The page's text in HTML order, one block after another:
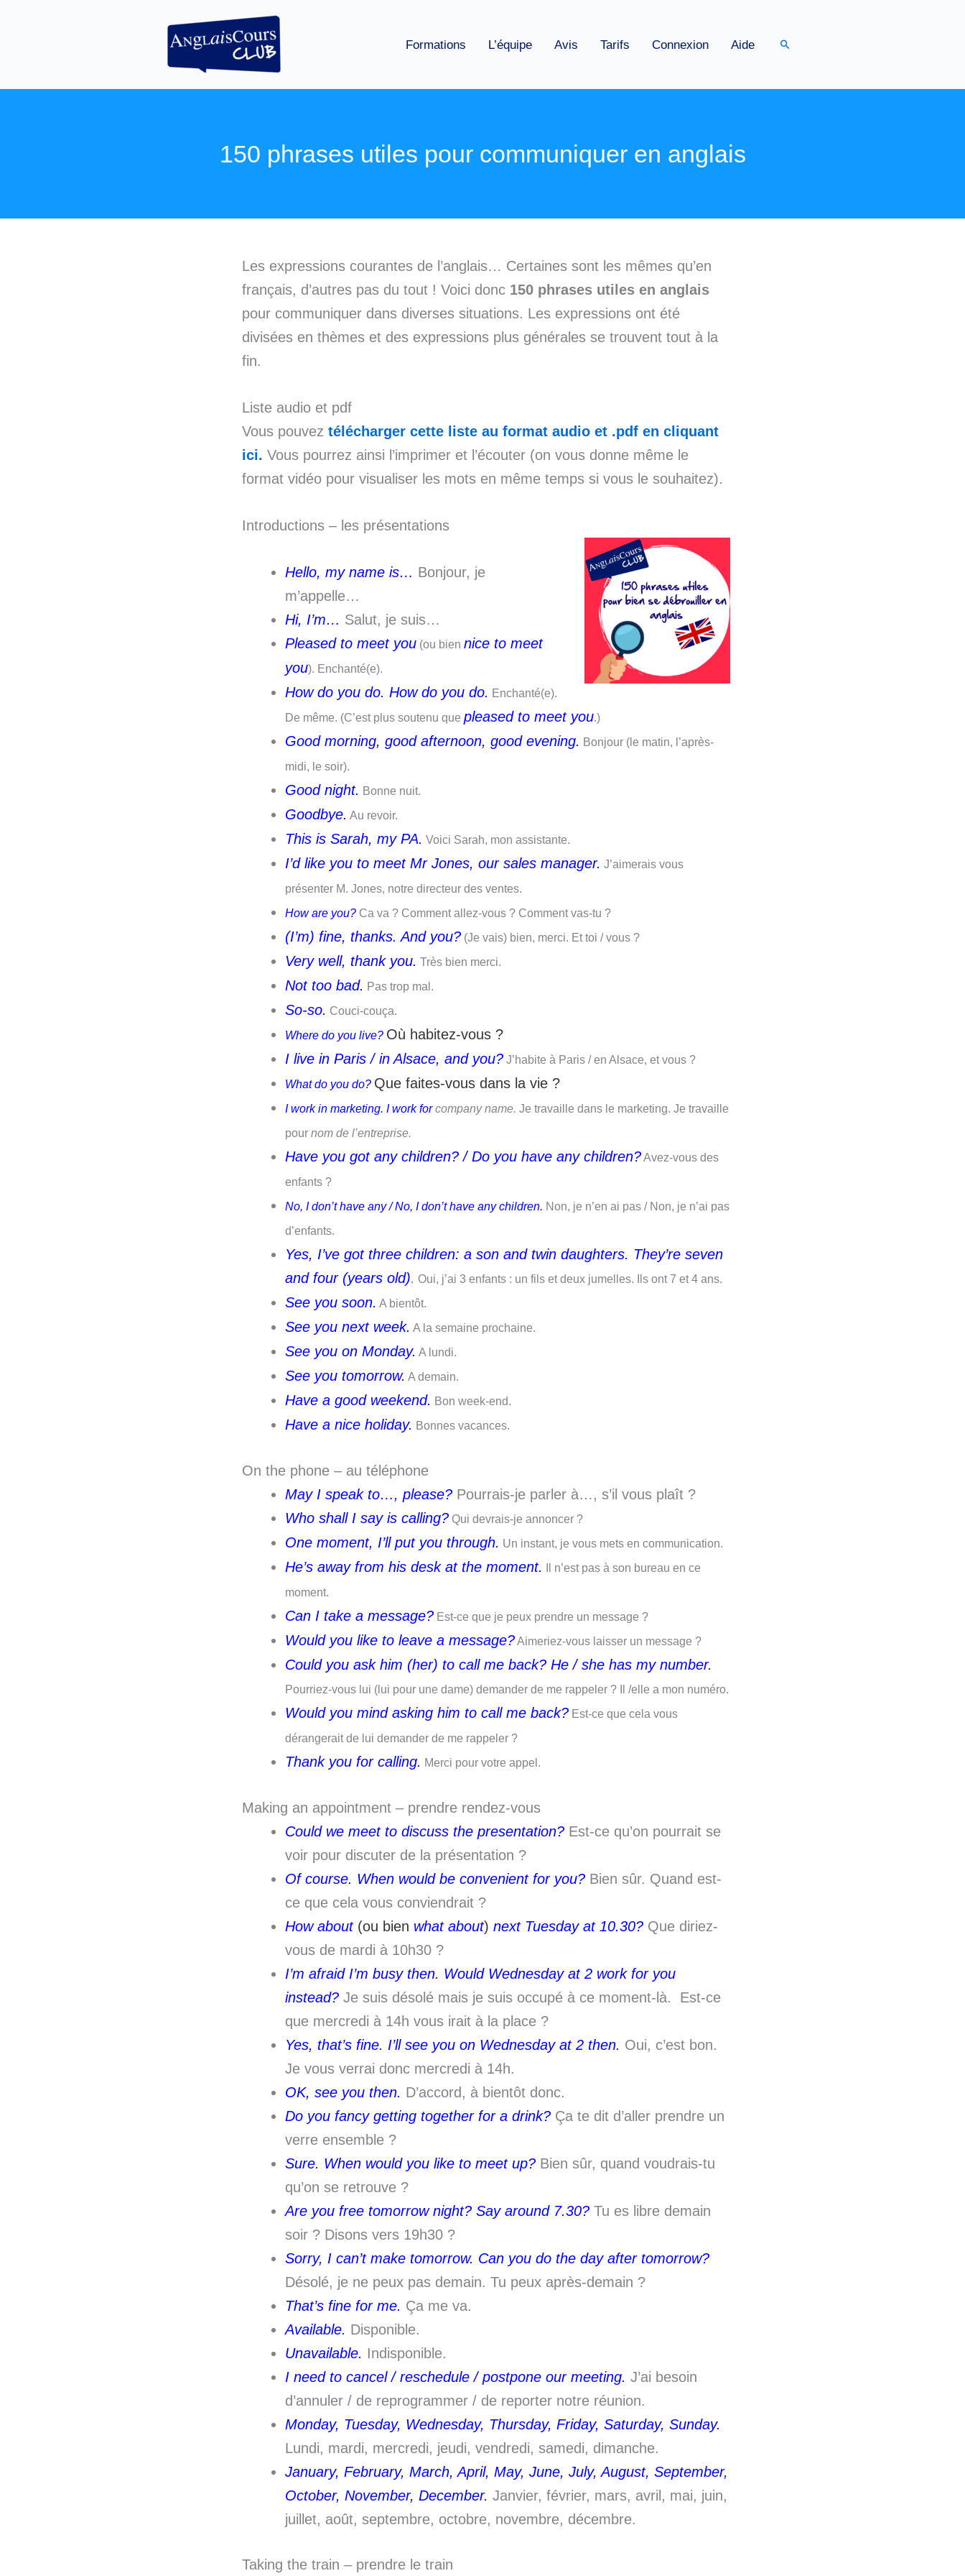
Formations L’équipe Avis Tarifs Connexion Aide Rechercher
150 phrases utiles pour communiquer en anglais
Les expressions courantes de l’anglais… Certaines sont les mêmes qu’en
français, d’autres pas du tout ! Voici donc 150 phrases utiles en anglais
pour communiquer dans diverses situations. Les expressions ont été
divisées en thèmes et des expressions plus générales se trouvent tout à la
fin.
Liste audio et pdf
Vous pouvez télécharger cette liste au format audio et .pdf en cliquant
ici. Vous pourrez ainsi l’imprimer et l’écouter (on vous donne même le
format vidéo pour visualiser les mots en même temps si vous le souhaitez).
Introductions – les présentations
Hello, my name is… Bonjour, je
m’appelle…
Hi, I’m… Salut, je suis…
Pleased to meet you (ou bien nice to meet
you). Enchanté(e).
How do you do. How do you do. Enchanté(e).
De même. (C’est plus soutenu que pleased to meet you.)
Good morning, good afternoon, good evening. Bonjour (le matin, l’après-
midi, le soir).
Good night. Bonne nuit.
Goodbye. Au revoir.
This is Sarah, my PA. Voici Sarah, mon assistante.
I’d like you to meet Mr Jones, our sales manager. J’aimerais vous
présenter M. Jones, notre directeur des ventes.
How are you? Ca va ? Comment allez-vous ? Comment vas-tu ?
(I’m) fine, thanks. And you? (Je vais) bien, merci. Et toi / vous ?
Very well, thank you. Très bien merci.
Not too bad. Pas trop mal.
So-so. Couci-couça.
Where do you live? Où habitez-vous ?
I live in Paris / in Alsace, and you? J’habite à Paris / en Alsace, et vous ?
What do you do? Que faites-vous dans la vie ?
I work in marketing. I work forcompany name. Je travaille dans le marketing. Je travaille
pour nom de l’entreprise.
Have you got any children? / Do you have any children?Avez-vous des
enfants ?
No, I don’t have any / No, I don’t have any children. Non, je n’en ai pas / Non, je n’ai pas
d’enfants.
Yes, I’ve got three children: a son and twin daughters. They’re seven
and four (years old). Oui, j’ai 3 enfants : un fils et deux jumelles. Ils ont 7 et 4 ans.
See you soon. A bientôt.
See you next week. A la semaine prochaine.
See you on Monday. A lundi.
See you tomorrow. A demain.
Have a good weekend. Bon week-end.
Have a nice holiday. Bonnes vacances.
On the phone – au téléphone
May I speak to…, please? Pourrais-je parler à…, s’il vous plaît ?
Who shall I say is calling? Qui devrais-je annoncer ?
One moment, I’ll put you through. Un instant, je vous mets en communication.
He’s away from his desk at the moment.
Il n’est pas à son bureau en ce
moment.
Can I take a message? Est-ce que je peux prendre un message ?
Would you like to leave a message?Aimeriez-vous laisser un message ?
Could you ask him (her) to call me back? He / she has my number.
Pourriez-vous lui (lui pour une dame) demander de me rappeler ? Il /elle a mon numéro.
Would you mind asking him to call me back? Est-ce que cela vous
dérangerait de lui demander de me rappeler ?
Thank you for calling. Merci pour votre appel.
Making an appointment – prendre rendez-vous
Could we meet to discuss the presentation? Est-ce qu’on pourrait se
voir pour discuter de la présentation ?
Of course. When would be convenient for you? Bien sûr. Quand est-
ce que cela vous conviendrait ?
How about (ou bien what about) next Tuesday at 10.30? Que diriez-
vous de mardi à 10h30 ?
I’m afraid I’m busy then. Would Wednesday at 2 work for you
instead? Je suis désolé mais je suis occupé à ce moment-là. Est-ce
que mercredi à 14h vous irait à la place ?
Yes, that’s fine. I’ll see you on Wednesday at 2 then. Oui, c’est bon.
Je vous verrai donc mercredi à 14h.
OK, see you then. D’accord, à bientôt donc.
Do you fancy getting together for a drink? Ça te dit d’aller prendre un
verre ensemble ?
Sure. When would you like to meet up? Bien sûr, quand voudrais-tu
qu’on se retrouve ?
Are you free tomorrow night? Say around 7.30? Tu es libre demain
soir ? Disons vers 19h30 ?
Sorry, I can’t make tomorrow. Can you do the day after tomorrow?
Désolé, je ne peux pas demain. Tu peux après-demain ?
That’s fine for me. Ça me va.
Available. Disponible.
Unavailable. Indisponible.
I need to cancel / reschedule / postpone our meeting. J’ai besoin
d’annuler / de reprogrammer / de reporter notre réunion.
Monday, Tuesday, Wednesday, Thursday, Friday, Saturday, Sunday.
Lundi, mardi, mercredi, jeudi, vendredi, samedi, dimanche.
January, February, March, April, May, June, July, August, September,
October, November, December. Janvier, février, mars, avril, mai, juin,
juillet, août, septembre, octobre, novembre, décembre.
Taking the train – prendre le train